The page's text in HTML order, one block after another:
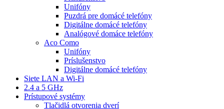
Unifóny
Puzdrá pre domácé telefóny
Digitálne domácé telefóny
Analógové domáce telefóny
Aco Como
Unifóny
Príslušenstvo
Digitálne domácé telefóny
Siete LAN a Wi-Fi
2.4 a 5 GHz
Prístupové systémy
Tlačidlá otvorenia dverí